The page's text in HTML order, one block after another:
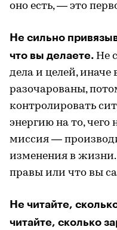
оно есть, — это
Не сильно
что вы делаете. Не
дела и целей, иначе
разочарованы,
контролировать
энергию на то,
миссия —
изменения в жизни.
правы или что вы
Не читайте,
читайте, сколько